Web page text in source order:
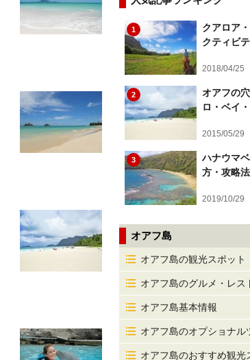
1
クアロア
クティビ
2018/04/25
2
オアフの
ロ・ベイ
2015/05/29
3
ハナウマ
方・攻略法
2019/10/29
オアフ島
オアフ島の観光スポット
オアフ島のグルメ・レス
オアフ島基本情報
オアフ島のオプショナル
オアフ島のおすすめ観光